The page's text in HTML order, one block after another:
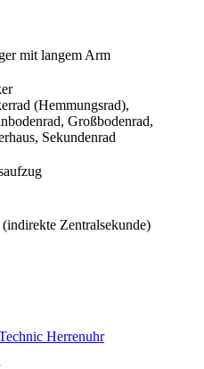
mit langem Arm
(Hemmungsrad),
Großbodenrad,
Sekundenrad
Zentralsekunde)